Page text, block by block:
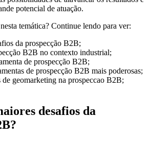
potencial de atuação.
temática? Continue lendo para ver:
da prospecção B2B;
B2B no contexto industrial;
de prospecção B2B;
de prospecção B2B mais poderosas;
de geomarketing na prospeccao B2B;
desafios da